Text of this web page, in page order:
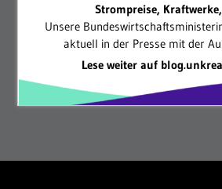
Strompreise,
Unsere
aktuell in der Presse mit der
Lese weiter auf